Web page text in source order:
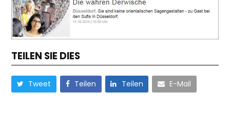
TEILEN SIE DIES
Tweet Teilen Teilen E-Mail